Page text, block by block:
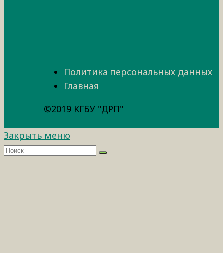
Политика персональных данных
Главная
©2019 КГБУ "ДРП"
Закрыть меню